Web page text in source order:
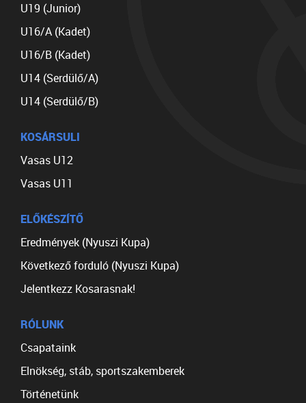
U19 (Junior)
U16/A (Kadet)
U16/B (Kadet)
U14 (Serdülő/A)
U14 (Serdülő/B)
KOSÁRSULI
Vasas U12
Vasas U11
ELŐKÉSZÍTŐ
Eredmények (Nyuszi Kupa)
Következő forduló (Nyuszi Kupa)
Jelentkezz Kosarasnak!
RÓLUNK
Csapataink
Elnökség, stáb, sportszakemberek
Történetünk